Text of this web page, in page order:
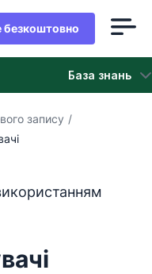
безкоштовно
База знань
запису /
мови за